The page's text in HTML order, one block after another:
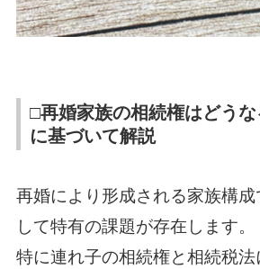
□再婚家族の相続権はどう
に基づいて解説
再婚により形成される家族構
して特有の課題が存在します。
特に連れ子の相続権と相続税